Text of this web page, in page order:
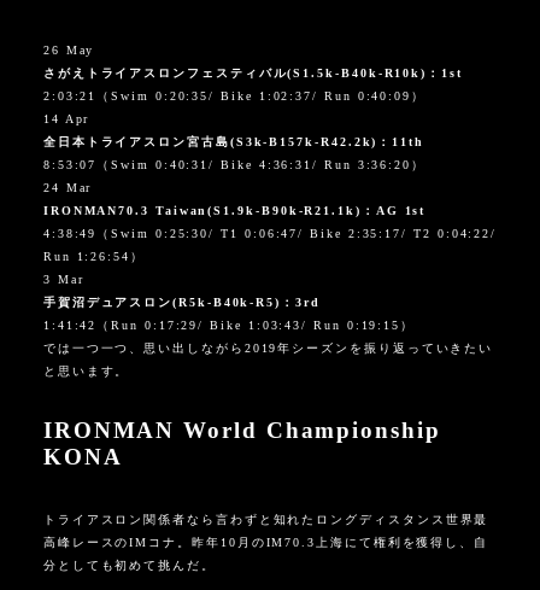
26 May
さがえトライアスロンフェスティバル(S1.5k-B40k-R10k)：1st
2:03:21
（Swim 0:20:35/ Bike 1:02:37/ Run 0:40:09 ）
14 Apr
全日本トライアスロン宮古島(S3k-B157k-R42.2k)：11th
8:53:07
（Swim 0:40:31/ Bike 4:36:31/ Run 3:36:20 ）
24 Mar
IRONMAN70.3 Taiwan(S1.9k-B90k-R21.1k )：AG 1st
4:38:49
（Swim 0:25:30/ T1 0:06:47/ Bike 2:35:17/ T2 0:04:22/
Run 1:26:54 ）
3 Mar
手賀沼デュアスロン(R5k-B40k-R5)：3rd
1:41:42
（Run 0:17:29/ Bike 1:03:43/ Run 0:19:15 ）
では一つ一つ、思い出しながら2019年シーズンを振り返っていきたい
と思います。
IRONMAN World Championship
KONA
トライアスロン関係者なら言わずと知れたロングディスタンス世界最
高峰レースのIM コナ。昨年 10 月のIM70.3
上海にて権利を獲得し、自
分としても初めて挑んだ。